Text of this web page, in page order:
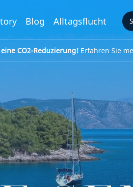
Blog Alltagsflucht
CO2-Reduzierung!Erfahren Sie